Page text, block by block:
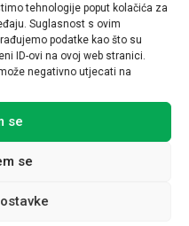
tehnologije poput kolačića za
Suglasnost s ovim
podatke kao što su
ID-ovi na ovoj web stranici.
negativno utjecati na
se
se